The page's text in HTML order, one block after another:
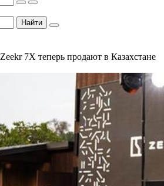
Найти
Zeekr 7X теперь продают в Казахстане